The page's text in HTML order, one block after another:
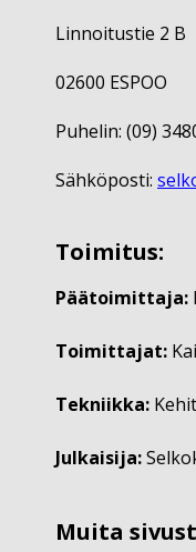
Linnoitustie 2 B
02600 ESPOO
Puhelin: (09)
Sähköposti:
Toimitus:
Päätoimittaja:
Toimittajat:
Tekniikka:
Julkaisija:
Muita